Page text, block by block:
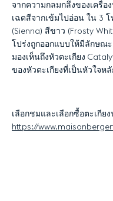
จากความกลมกลึงของเครื่อ
เฉดสีจากเข้มไปอ่อน ใน 3
(Sienna) สีขาว (Frosty
โปร่งถูกออกแบบให้มีลักษณ
มองเห็นถึงหัวตะเกียง
ของหัวตะเกียงที่เป็นหัวใจ
เลือกชมและเลือกซื้อตะเกีย
https://